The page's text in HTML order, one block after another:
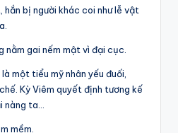
hắn bị người khác coi như lễ vật
nằm gai nếm mật vì đại cục.
một tiểu mỹ nhân yếu đuối,
Kỳ Viêm quyết định tương kế
nàng ta…
mềm.